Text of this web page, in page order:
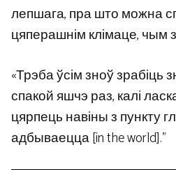
лепшага, пра што можна
цяперашнім клімаце, чым
«Трэба ўсім зноў зрабіць
спакой яшчэ раз, калі
цярпець навіны з пункту
адбываецца [in the world].”